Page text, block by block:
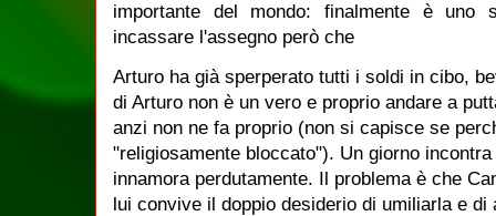
importante del mondo: finalmente è uno
incassare l'assegno però che
Arturo ha già sperperato tutti i soldi in cibo,
di Arturo non è un vero e proprio andare a
anzi non ne fa proprio (non si capisce se
"religiosamente bloccato"). Un giorno
innamora perdutamente. Il problema è che
lui convive il doppio desiderio di umiliarla e